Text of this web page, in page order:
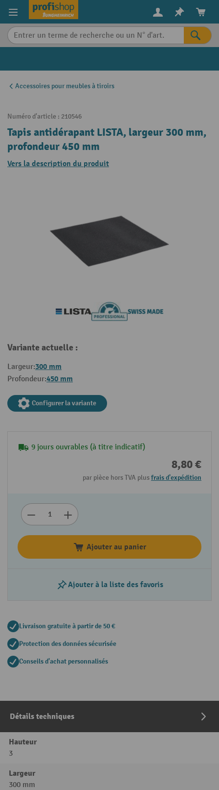
content
Accessoires pour meubles à tiroirs
Numéro d'article : 210546
Tapis antidérapant LISTA, largeur 300 mm,
profondeur 450 mm
Vers la description du produit
Variante actuelle :
Largeur:300 mm
Profondeur:450 mm
Configurer la variante
9 jours ouvrables (à titre indicatif)
8,80 €
par pièce hors TVA plusfrais d'expédition
Ajouter au panier
Ajouter à la liste des favoris
Livraison gratuite à partir de 50 €
Protection des données sécurisée
Conseils d'achat personnalisés
Détails techniques
Hauteur
3
Largeur
300 mm